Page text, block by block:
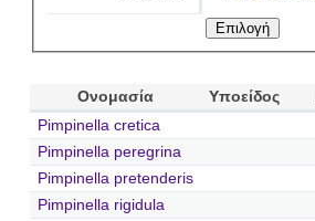
Ονομασία Υποείδος
Pimpinella cretica
Pimpinella peregrina
Pimpinella pretenderis
Pimpinella rigidula